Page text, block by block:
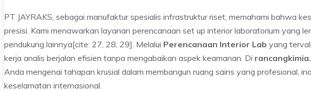
PT JAYRAKS, sebagai manufaktur spesialis infrastruktur riset, memahami bahwa
presisi. Kami menawarkan layanan perencanaan set up interior laboratorium yang
pendukung lainnya[cite: 27, 28, 29]. Melalui Perencanaan Interior Lab yang
kerja analis berjalan efisien tanpa mengabaikan aspek keamanan. Di
Anda mengenai tahapan krusial dalam membangun ruang sains yang profesional,
keselamatan internasional.